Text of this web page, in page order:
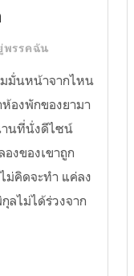
พรรคฉัน
มมั่นหน้าจากไหน
ห้องพักของยามา
านที่นั่งดีไซน์
องของเขาถูก
ม่คิดจะทำ แค่ลง
ลไม่ได้ร่วงจาก